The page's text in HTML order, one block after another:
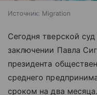
Источник: Migration
Сегодня тверской
заключении Павла
президента
среднего
сроком на два